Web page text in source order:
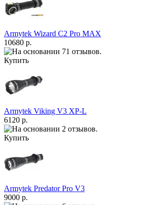
Armytek Wizard С2 Pro MAX
10680 р.
Купить
Armytek Viking V3 XP-L
6120 р.
Купить
Armytek Predator Pro V3
9000 р.